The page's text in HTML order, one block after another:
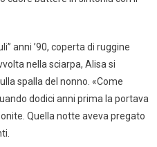
anni ’90, coperta di ruggine
nella sciarpa, Alisa si
spalla del nonno. «Come
dodici anni prima la portava
Quella notte aveva pregato